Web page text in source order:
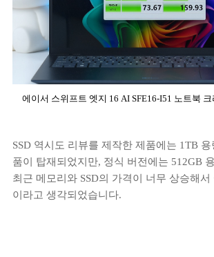
에이서 스위프트 엣지 16 AI SFE16-I51 노트북
SSD 역시도 리뷰를 제작한 제품에는 1TB 용
품이 탑재되었지만, 정식 버전에는 512GB
최근 메모리와 SSD의 가격이 너무 상승해
이라고 생각되었습니다.